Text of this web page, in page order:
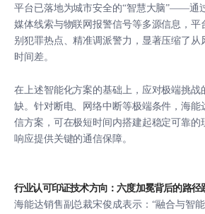
平台已落地为城市安全的“智慧大脑”——通
媒体线索与物联网报警信号等多源信息，平
别犯罪热点、精准调派警力，显著压缩了从
时间差。
在上述智能化方案的基础上，应对极端挑战
缺。针对断电、网络中断等极端条件，海能
信方案，可在极短时间内搭建起稳定可靠的
响应提供关键的通信保障。
行业认可印证技术方向：六度加冕背后的路径
海能达销售副总裁宋俊成表示：“融合与智